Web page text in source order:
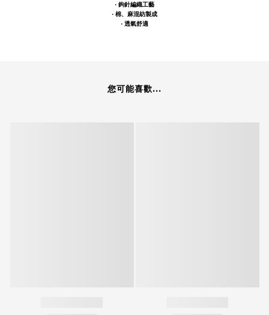
· 鉤針編織工藝
· 棉、麻混紡製成
· 透氣舒適
您可能喜歡...